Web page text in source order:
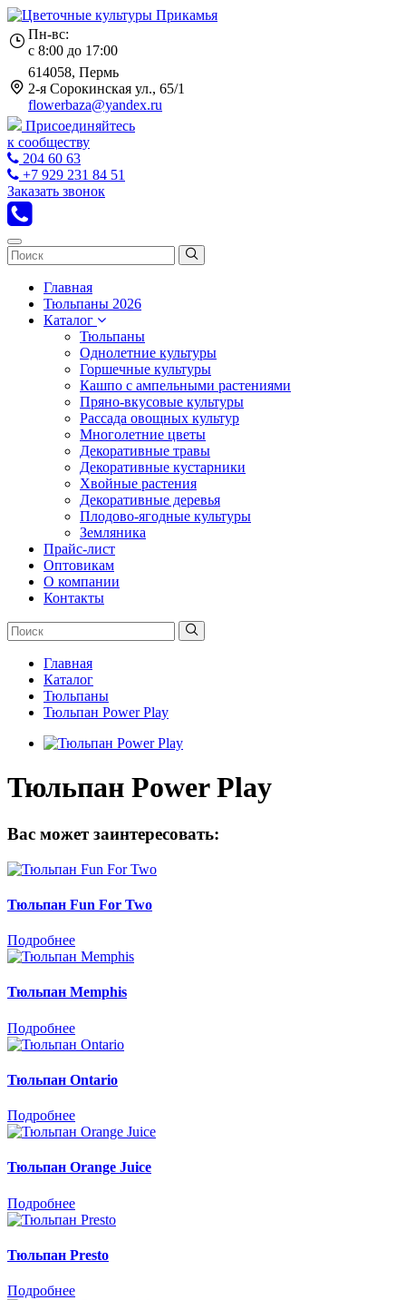
Пн-вс:
с 8:00 до 17:00
614058, Пермь
2-я Сорокинская ул., 65/1
flowerbaza@yandex.ru
Присоединяйтесь
к сообществу
204 60 63
+7 929 231 84 51
Заказать звонок
Главная
Тюльпаны 2026
Каталог
Тюльпаны
Однолетние культуры
Горшечные культуры
Кашпо с ампельными растениями
Пряно-вкусовые культуры
Рассада овощных культур
Многолетние цветы
Декоративные травы
Декоративные кустарники
Хвойные растения
Декоративные деревья
Плодово-ягодные культуры
Земляника
Прайс-лист
Оптовикам
О компании
Контакты
Главная
Каталог
Тюльпаны
Тюльпан Power Play
Тюльпан Power Play
Вас может заинтересовать:
Тюльпан Fun For Two
Подробнее
Тюльпан Memphis
Подробнее
Тюльпан Ontario
Подробнее
Тюльпан Orange Juice
Подробнее
Тюльпан Presto
Подробнее